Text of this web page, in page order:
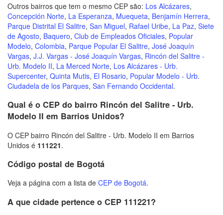
Outros bairros que tem o mesmo CEP são: Los Alcázares,
Concepción Norte, La Esperanza, Muequeta, Benjamín Herrera,
Parque Distrital El Salitre, San Miguel, Rafael Uribe, La Paz, Siete
de Agosto, Baquero, Club de Empleados Oficiales, Popular
Modelo, Colombia, Parque Popular El Salitre, José Joaquín
Vargas, J.J. Vargas - José Joaquín Vargas, Rincón del Salitre -
Urb. Modelo II, La Merced Norte, Los Alcázares - Urb.
Supercenter, Quinta Mutis, El Rosario, Popular Modelo - Urb.
Ciudadela de los Parques, San Fernando Occidental.
Qual é o CEP do bairro Rincón del Salitre - Urb.
Modelo II em Barrios Unidos?
O CEP bairro Rincón del Salitre - Urb. Modelo II em Barrios
Unidos é 111221.
Código postal de Bogotá
Veja a página com a lista de CEP de Bogotá.
A que cidade pertence o CEP 111221?